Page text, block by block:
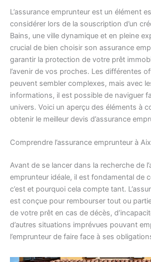
L’assurance emprunteur est un élément
considérer lors de la souscription d’un
Bains, une ville dynamique et en pleine
crucial de bien choisir son assurance
garantir la protection de votre prêt
l’avenir de vos proches. Les différentes
peuvent sembler complexes, mais avec
informations, il est possible de naviguer
univers. Voici un aperçu des éléments à
obtenir le meilleur devis d’assurance
Comprendre l’assurance emprunteur à
Avant de se lancer dans la recherche de
emprunteur idéale, il est fondamental de
c’est et pourquoi cela compte tant.
est conçue pour rembourser tout ou
de votre prêt en cas de décès,
d’autres situations imprévues pouvant
l’emprunteur de faire face à ses